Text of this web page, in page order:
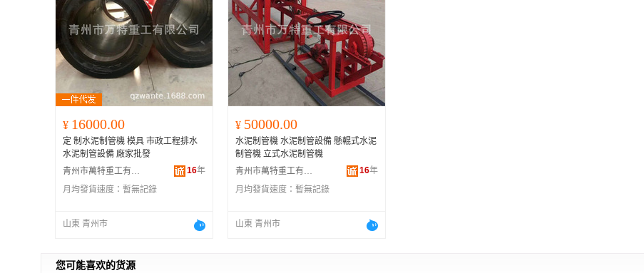
¥ 16000.00
定 制水泥制管機 模具 市政工程排水
水泥制管設備 廠家批發
青州市萬特重工有限公司
16年
月均發貨速度： 暫無記錄
山東 青州市
¥ 50000.00
水泥制管機 水泥制管設備 懸輥式水泥
制管機 立式水泥制管機
青州市萬特重工有限公司
16年
月均發貨速度： 暫無記錄
山東 青州市
您可能喜欢的货源